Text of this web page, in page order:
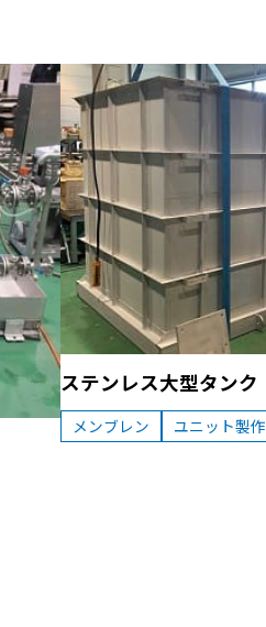
ステンレス大型タンク
メンブレン ユニット製作